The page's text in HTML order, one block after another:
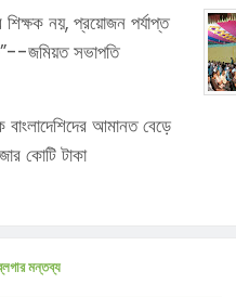
শিক্ষক নয়, প্রয়োজন পর্যাপ্ত
জমিয়ত সভাপতি
বাংলাদেশিদের আমানত বেড়ে
কোটি টাকা
মন্তব্য